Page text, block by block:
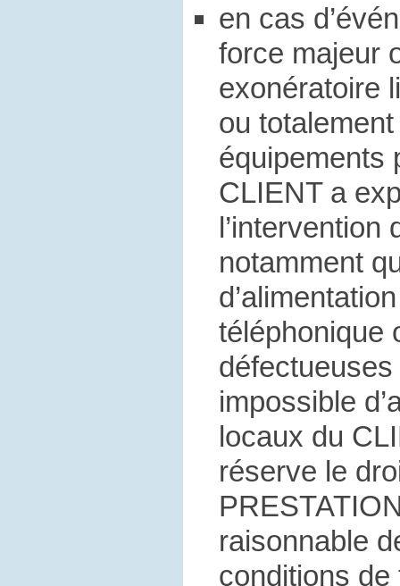
en cas
force majeur
exonératoire
ou
équipements
CLIENT a
l’intervention
notamment
téléphonique
défectueuses
impossible
locaux du
réserve le
raisonnable
conditions